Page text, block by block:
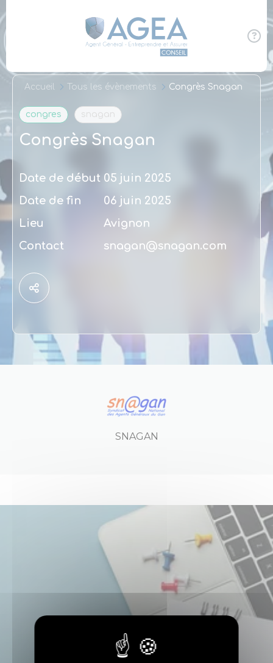
Accueil Tous les évènements Congrès Snagan
congres snagan
Congrès Snagan
Date de début 05 juin 2025
Date de fin
06 juin 2025
Lieu
Avignon
Contact
snagan@snagan.com
SNAGAN